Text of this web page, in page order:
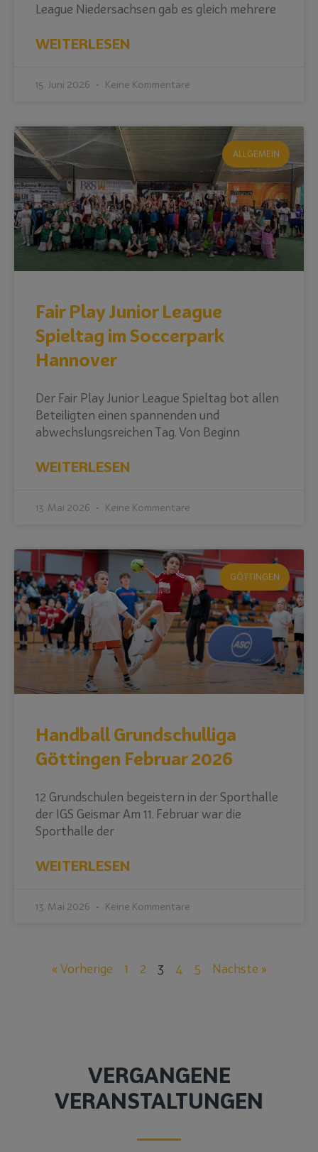
League Niedersachsen gab es gleich mehrere
WEITERLESEN
15. Juni 2026 Keine Kommentare
ALLGEMEIN
Fair Play Junior League
Spieltag im Soccerpark
Hannover
Der Fair Play Junior League Spieltag bot allen
Beteiligten einen spannenden und
abwechslungsreichen Tag. Von Beginn
WEITERLESEN
13. Mai 2026 Keine Kommentare
GÖTTINGEN
Handball Grundschulliga
Göttingen Februar 2026
12 Grundschulen begeistern in der Sporthalle
der IGS Geismar Am 11. Februar war die
Sporthalle der
WEITERLESEN
13. Mai 2026 Keine Kommentare
« Vorherige 1 2 3 4 5 Nächste »
VERGANGENE
VERANSTALTUNGEN